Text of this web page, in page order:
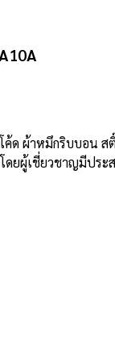
ด ผ้าหมึกริบบอน ส
ดยผู้เชี่ยวชาญมีป